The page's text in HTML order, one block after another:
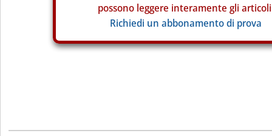
possono leggere interamente gli
Richiedi un abbonamento di prova